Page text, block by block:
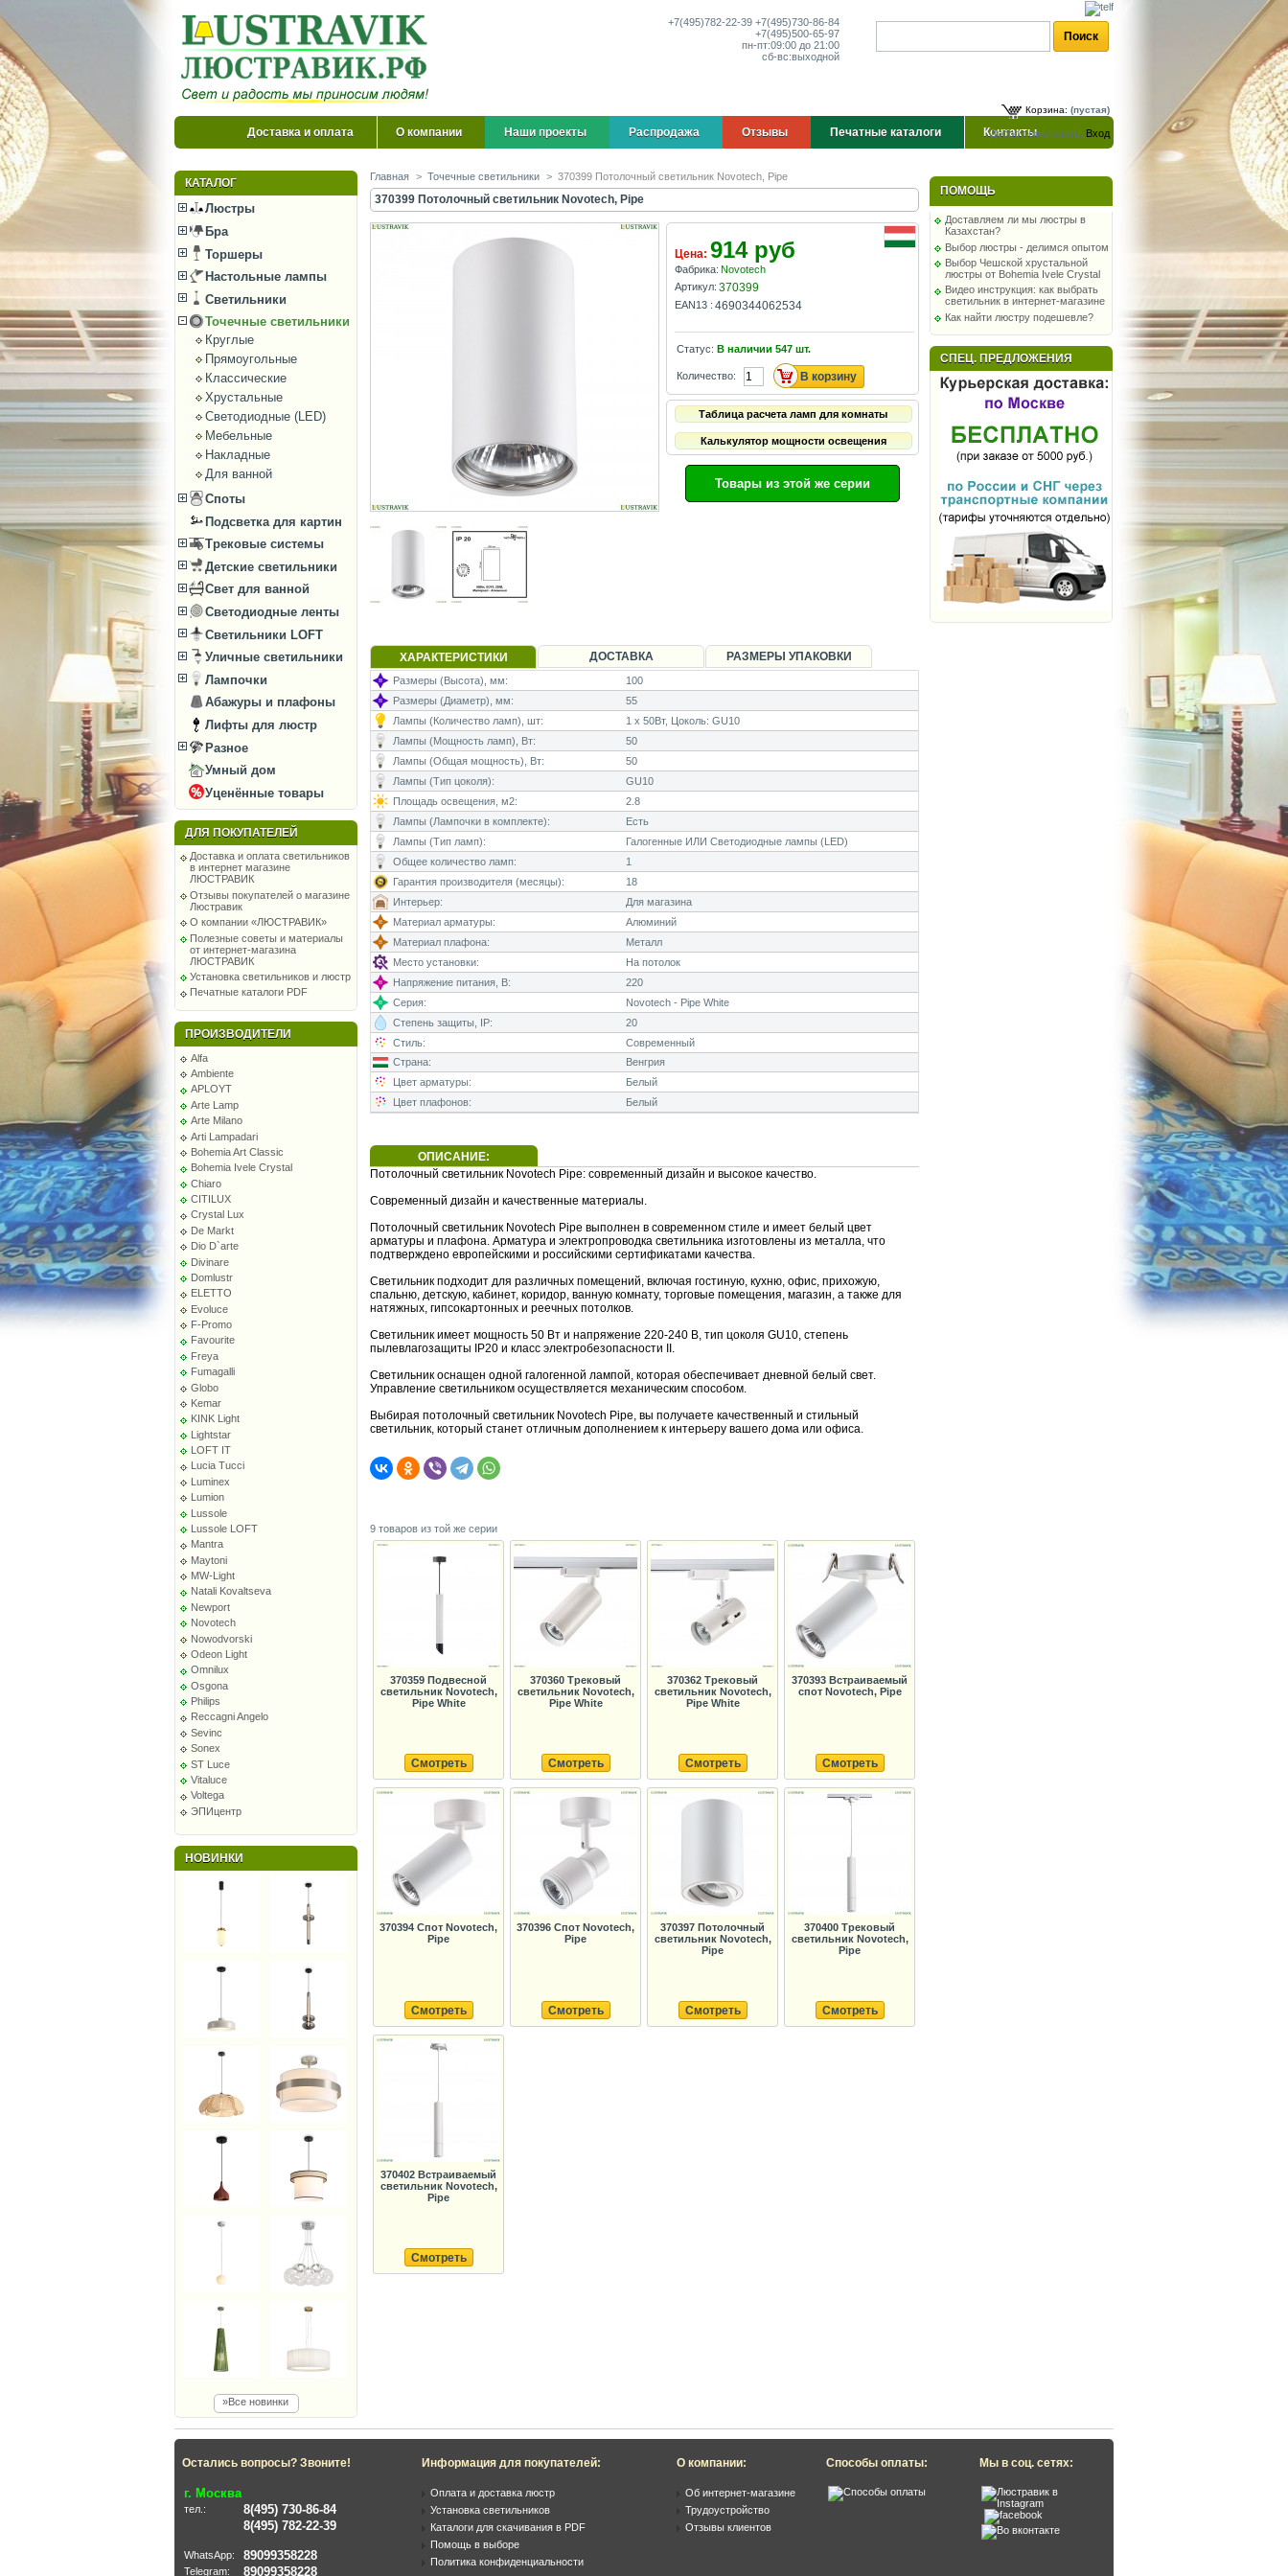
+7(495)782-22-39 +7(495)730-86-84
+7(495)500-65-97
пн-пт:09:00 до 21:00
сб-вс:выходной
Корзина: (пустая)
Добро пожаловать, Вход
Доставка и оплата О компании Наши проекты Распродажа Отзывы Печатные каталоги Контакты
КАТАЛОГ
Люстры
Бра
Торшеры
Настольные лампы
Светильники
Точечные светильники
Круглые
Прямоугольные
Классические
Хрустальные
Светодиодные (LED)
Мебельные
Накладные
Для ванной
Споты
Подсветка для картин
Трековые системы
Детские светильники
Свет для ванной
Светодиодные ленты
Светильники LOFT
Уличные светильники
Лампочки
Абажуры и плафоны
Лифты для люстр
Разное
Умный дом
Уценённые товары
ДЛЯ ПОКУПАТЕЛЕЙ
Доставка и оплата светильников
в интернет магазине
ЛЮСТРАВИК
Отзывы покупателей о магазине
Люстравик
О компании «ЛЮСТРАВИК»
Полезные советы и материалы
от интернет-магазина
ЛЮСТРАВИК
Установка светильников и люстр
Печатные каталоги PDF
ПРОИЗВОДИТЕЛИ
Alfa
Ambiente
APLOYT
Arte Lamp
Arte Milano
Arti Lampadari
Bohemia Art Classic
Bohemia Ivele Crystal
Chiaro
CITILUX
Crystal Lux
De Markt
Dio D`arte
Divinare
Domlustr
ELETTO
Evoluce
F-Promo
Favourite
Freya
Fumagalli
Globo
Kemar
KINK Light
Lightstar
LOFT IT
Lucia Tucci
Luminex
Lumion
Lussole
Lussole LOFT
Mantra
Maytoni
MW-Light
Natali Kovaltseva
Newport
Novotech
Nowodvorski
Odeon Light
Omnilux
Osgona
Philips
Reccagni Angelo
Sevinc
Sonex
ST Luce
Vitaluce
Voltega
ЭПИцентр
НОВИНКИ
»Все новинки
Главная > Точечные светильники > 370399 Потолочный светильник Novotech, Pipe
370399 Потолочный светильник Novotech, Pipe
Цена: 914 руб
Фабрика: Novotech
Артикул: 370399
EAN13 : 4690344062534
Статус: В наличии 547 шт.
Количество:
Таблица расчета ламп для комнаты
Калькулятор мощности освещения
Товары из этой же серии
ХАРАКТЕРИСТИКИ ДОСТАВКА РАЗМЕРЫ УПАКОВКИ
Размеры (Высота), мм:
100
Размеры (Диаметр), мм:
55
Лампы (Количество ламп), шт:
1 x 50Вт, Цоколь: GU10
Лампы (Мощность ламп), Вт:
50
Лампы (Общая мощность), Вт:
50
Лампы (Тип цоколя):
GU10
Площадь освещения, м2:
2.8
Лампы (Лампочки в комплекте):
Есть
Лампы (Тип ламп):
Галогенные ИЛИ Светодиодные лампы (LED)
Общее количество ламп:
1
Гарантия производителя (месяцы):
18
Интерьер:
Для магазина
Материал арматуры:
Алюминий
Материал плафона:
Металл
Место установки:
На потолок
Напряжение питания, В:
220
Серия:
Novotech - Pipe White
Степень защиты, IP:
20
Стиль:
Современный
Страна:
Венгрия
Цвет арматуры:
Белый
Цвет плафонов:
Белый
ОПИСАНИЕ:
Потолочный светильник Novotech Pipe: современный дизайн и высокое качество.
Современный дизайн и качественные материалы.
Потолочный светильник Novotech Pipe выполнен в современном стиле и имеет белый цвет
арматуры и плафона. Арматура и электропроводка светильника изготовлены из металла, что
подтверждено европейскими и российскими сертификатами качества.
Светильник подходит для различных помещений, включая гостиную, кухню, офис, прихожую,
спальню, детскую, кабинет, коридор, ванную комнату, торговые помещения, магазин, а также для
натяжных, гипсокартонных и реечных потолков.
Светильник имеет мощность 50 Вт и напряжение 220-240 В, тип цоколя GU10, степень
пылевлагозащиты IP20 и класс электробезопасности II.
Светильник оснащен одной галогенной лампой, которая обеспечивает дневной белый свет.
Управление светильником осуществляется механическим способом.
Выбирая потолочный светильник Novotech Pipe, вы получаете качественный и стильный
светильник, который станет отличным дополнением к интерьеру вашего дома или офиса.
9 товаров из той же серии
370359 Подвесной
светильник Novotech,
Pipe White
Смотреть
370360 Трековый
светильник Novotech,
Pipe White
Смотреть
370362 Трековый
светильник Novotech,
Pipe White
Смотреть
370393 Встраиваемый
спот Novotech, Pipe
Смотреть
370394 Спот Novotech,
Pipe
Смотреть
370396 Спот Novotech,
Pipe
Смотреть
370397 Потолочный
светильник Novotech,
Pipe
Смотреть
370400 Трековый
светильник Novotech,
Pipe
Смотреть
370402 Встраиваемый
светильник Novotech,
Pipe
Смотреть
ПОМОЩЬ
Доставляем ли мы люстры в
Казахстан?
Выбор люстры - делимся опытом
Выбор Чешской хрустальной
люстры от Bohemia Ivele Crystal
Видео инструкция: как выбрать
светильник в интернет-магазине
Как найти люстру подешевле?
СПЕЦ. ПРЕДЛОЖЕНИЯ
Остались вопросы? Звоните!
г. Москва
тел.:
8(495) 730-86-84
8(495) 782-22-39
WhatsApp: 89099358228
Telegram: 89099358228
Информация для покупателей:
Оплата и доставка люстр
Установка светильников
Каталоги для скачивания в PDF
Помощь в выборе
Политика конфиденциальности
О компании:
Об интернет-магазине
Трудоустройство
Отзывы клиентов
Способы оплаты: Мы в соц. сетях: